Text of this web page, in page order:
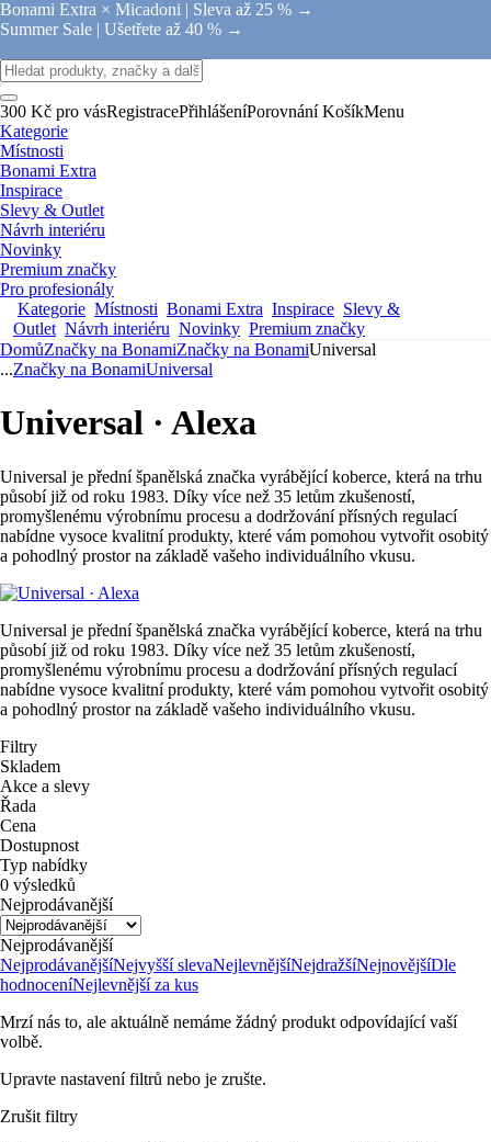
Bonami Extra × Micadoni | Sleva až 25 % →
Summer Sale | Ušetřete až 40 % →
300 Kč pro vásRegistracePřihlášeníPorovnání KošíkMenu
Kategorie
Místnosti
Bonami Extra
Inspirace
Slevy & Outlet
Návrh interiéru
Novinky
Premium značky
Pro profesionály
Kategorie Místnosti Bonami Extra Inspirace Slevy &
Outlet Návrh interiéru Novinky Premium značky
DomůZnačky na BonamiZnačky na BonamiUniversal
...Značky na BonamiUniversal
Universal · Alexa
Universal je přední španělská značka vyrábějící koberce, která na trhu
působí již od roku 1983. Díky více než 35 letům zkušeností,
promyšlenému výrobnímu procesu a dodržování přísných regulací
nabídne vysoce kvalitní produkty, které vám pomohou vytvořit osobitý
a pohodlný prostor na základě vašeho individuálního vkusu.
Universal je přední španělská značka vyrábějící koberce, která na trhu
působí již od roku 1983. Díky více než 35 letům zkušeností,
promyšlenému výrobnímu procesu a dodržování přísných regulací
nabídne vysoce kvalitní produkty, které vám pomohou vytvořit osobitý
a pohodlný prostor na základě vašeho individuálního vkusu.
Filtry
Skladem
Akce a slevy
Řada
Cena
Dostupnost
Typ nabídky
0 výsledků
Nejprodávanější
Nejprodávanější
NejprodávanějšíNejvyšší slevaNejlevnějšíNejdražšíNejnovějšíDle
hodnoceníNejlevnější za kus
Mrzí nás to, ale aktuálně nemáme žádný produkt odpovídající vaší
volbě.
Upravte nastavení filtrů nebo je zrušte.
Zrušit filtry